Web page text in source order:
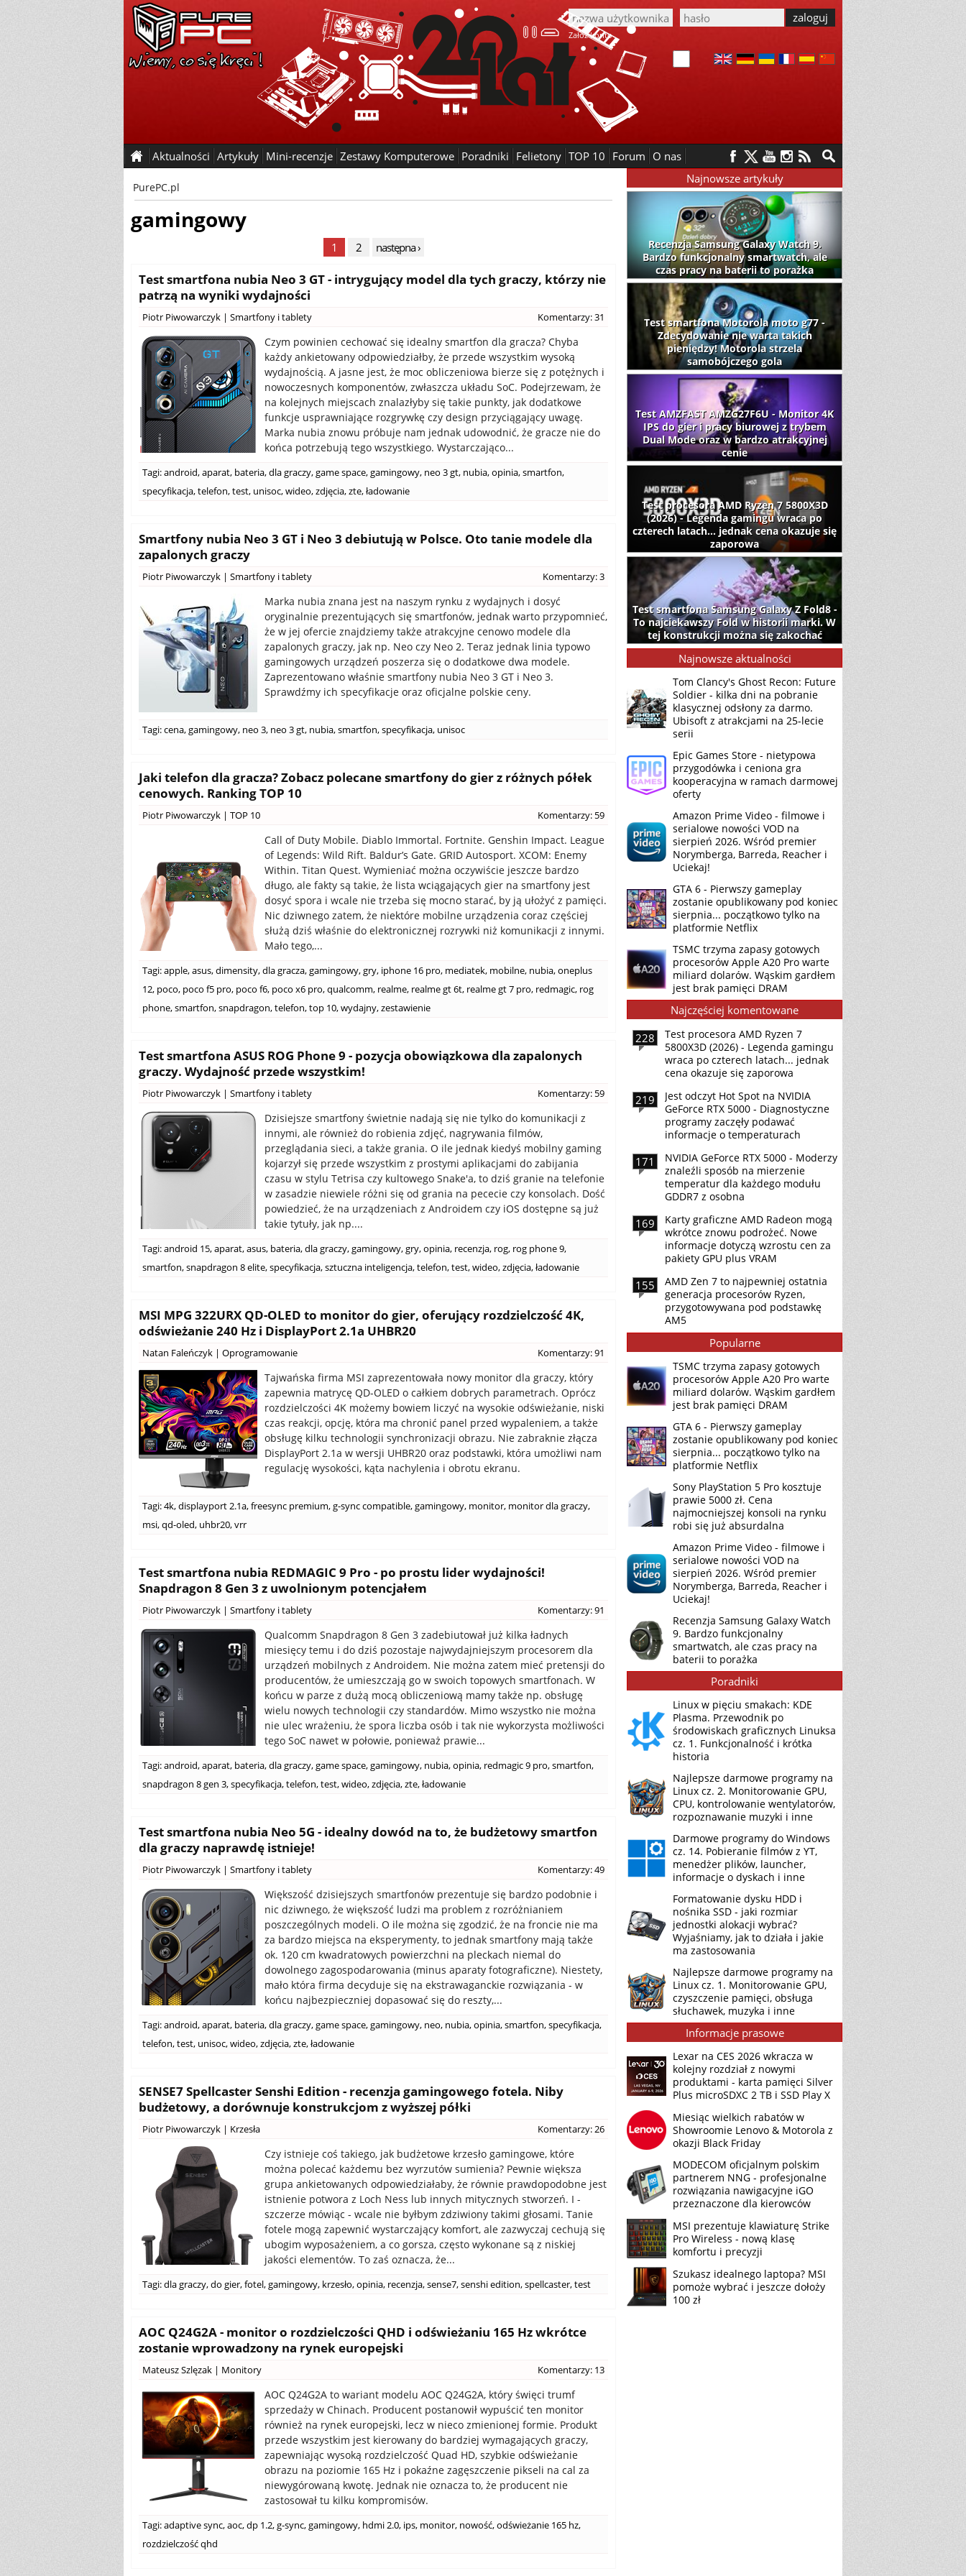
Załóż konto
Aktualności Artykuły Mini-recenzje Zestawy Komputerowe Poradniki Felietony TOP 10 Forum O nas
PurePC.pl
gamingowy
1 2 następna ›
Test smartfona nubia Neo 3 GT - intrygujący model dla tych graczy, którzy nie
patrzą na wyniki wydajności
Piotr Piwowarczyk | Smartfony i tablety Komentarzy: 31
Czym powinien cechować się idealny smartfon dla gracza? Chyba
każdy ankietowany odpowiedziałby, że przede wszystkim wysoką
wydajnością. A jasne jest, że moc obliczeniowa bierze się z potężnych i
nowoczesnych komponentów, zwłaszcza układu SoC. Podejrzewam, że
na kolejnych miejscach znalazłyby się takie punkty, jak dodatkowe
funkcje usprawniające rozgrywkę czy design przyciągający uwagę.
Marka nubia znowu próbuje nam jednak udowodnić, że gracze nie do
końca potrzebują tego wszystkiego. Wystarczająco...
Tagi:android,aparat, bateria,dla graczy,game space,gamingowy, neo 3 gt, nubia,opinia,smartfon,
specyfikacja,telefon,test, unisoc,wideo,zdjęcia,zte,ładowanie
Smartfony nubia Neo 3 GT i Neo 3 debiutują w Polsce. Oto tanie modele dla
zapalonych graczy
Piotr Piwowarczyk | Smartfony i tablety Komentarzy: 3
Marka nubia znana jest na naszym rynku z wydajnych i dosyć
oryginalnie prezentujących się smartfonów, jednak warto przypomnieć,
że w jej ofercie znajdziemy także atrakcyjne cenowo modele dla
zapalonych graczy, jak np. Neo czy Neo 2. Teraz jednak linia typowo
gamingowych urządzeń poszerza się o dodatkowe dwa modele.
Zaprezentowano właśnie smartfony nubia Neo 3 GT i Neo 3.
Sprawdźmy ich specyfikacje oraz oficjalne polskie ceny.
Tagi:cena,gamingowy, neo 3, neo 3 gt, nubia,smartfon,specyfikacja, unisoc
Jaki telefon dla gracza? Zobacz polecane smartfony do gier z różnych półek
cenowych. Ranking TOP 10
Piotr Piwowarczyk | TOP 10 Komentarzy: 59
Call of Duty Mobile. Diablo Immortal. Fortnite. Genshin Impact. League
of Legends: Wild Rift. Baldur’s Gate. GRID Autosport. XCOM: Enemy
Within. Titan Quest. Wymieniać można oczywiście jeszcze bardzo
długo, ale fakty są takie, że lista wciągających gier na smartfony jest
dosyć spora i wcale nie trzeba się mocno starać, by ją ułożyć z pamięci.
Nic dziwnego zatem, że niektóre mobilne urządzenia coraz częściej
służą dziś właśnie do elektronicznej rozrywki niż komunikacji z innymi.
Mało tego,...
Tagi:apple,asus,dimensity,dla gracza,gamingowy,gry, iphone 16 pro, mediatek, mobilne, nubia,oneplus
12, poco, poco f5 pro, poco f6, poco x6 pro,qualcomm, realme, realme gt 6t, realme gt 7 pro, redmagic, rog
phone,smartfon,snapdragon,telefon,top 10,wydajny,zestawienie
Test smartfona ASUS ROG Phone 9 - pozycja obowiązkowa dla zapalonych
graczy. Wydajność przede wszystkim!
Piotr Piwowarczyk | Smartfony i tablety Komentarzy: 59
Dzisiejsze smartfony świetnie nadają się nie tylko do komunikacji z
innymi, ale również do robienia zdjęć, nagrywania filmów,
przeglądania sieci, a także grania. O ile jednak kiedyś mobilny gaming
kojarzył się przede wszystkim z prostymi aplikacjami do zabijania
czasu w stylu Tetrisa czy kultowego Snake'a, to dziś granie na telefonie
w zasadzie niewiele różni się od grania na pececie czy konsolach. Dość
powiedzieć, że na urządzeniach z Androidem czy iOS dostępne są już
takie tytuły, jak np....
Tagi:android 15,aparat,asus, bateria,dla graczy,gamingowy,gry,opinia, recenzja, rog, rog phone 9,
smartfon,snapdragon 8 elite,specyfikacja,sztuczna inteligencja,telefon,test,wideo,zdjęcia,ładowanie
MSI MPG 322URX QD-OLED to monitor do gier, oferujący rozdzielczość 4K,
odświeżanie 240 Hz i DisplayPort 2.1a UHBR20
Natan Faleńczyk | Oprogramowanie Komentarzy: 91
Tajwańska firma MSI zaprezentowała nowy monitor dla graczy, który
zapewnia matrycę QD-OLED o całkiem dobrych parametrach. Oprócz
rozdzielczości 4K możemy bowiem liczyć na wysokie odświeżanie, niski
czas reakcji, opcję, która ma chronić panel przed wypaleniem, a także
obsługę kilku technologii synchronizacji obrazu. Nie zabraknie złącza
DisplayPort 2.1a w wersji UHBR20 oraz podstawki, która umożliwi nam
regulację wysokości, kąta nachylenia i obrotu ekranu.
Tagi:4k,displayport 2.1a,freesync premium,g-sync compatible,gamingowy, monitor, monitor dla graczy,
msi,qd-oled, uhbr20,vrr
Test smartfona nubia REDMAGIC 9 Pro - po prostu lider wydajności!
Snapdragon 8 Gen 3 z uwolnionym potencjałem
Piotr Piwowarczyk | Smartfony i tablety Komentarzy: 91
Qualcomm Snapdragon 8 Gen 3 zadebiutował już kilka ładnych
miesięcy temu i do dziś pozostaje najwydajniejszym procesorem dla
urządzeń mobilnych z Androidem. Nie można zatem mieć pretensji do
producentów, że umieszczają go w swoich topowych smartfonach. W
końcu w parze z dużą mocą obliczeniową mamy także np. obsługę
wielu nowych technologii czy standardów. Mimo wszystko nie można
nie ulec wrażeniu, że spora liczba osób i tak nie wykorzysta możliwości
tego SoC nawet w połowie, ponieważ prawie...
Tagi:android,aparat, bateria,dla graczy,game space,gamingowy, nubia,opinia, redmagic 9 pro,smartfon,
snapdragon 8 gen 3,specyfikacja,telefon,test,wideo,zdjęcia,zte,ładowanie
Test smartfona nubia Neo 5G - idealny dowód na to, że budżetowy smartfon
dla graczy naprawdę istnieje!
Piotr Piwowarczyk | Smartfony i tablety Komentarzy: 49
Większość dzisiejszych smartfonów prezentuje się bardzo podobnie i
nic dziwnego, że większość ludzi ma problem z rozróżnianiem
poszczególnych modeli. O ile można się zgodzić, że na froncie nie ma
za bardzo miejsca na eksperymenty, to jednak smartfony mają także
ok. 120 cm kwadratowych powierzchni na pleckach niemal do
dowolnego zagospodarowania (minus aparaty fotograficzne). Niestety,
mało która firma decyduje się na ekstrawaganckie rozwiązania - w
końcu najbezpieczniej dopasować się do reszty,...
Tagi:android,aparat, bateria,dla graczy,game space,gamingowy, neo, nubia,opinia,smartfon,specyfikacja,
telefon,test, unisoc,wideo,zdjęcia,zte,ładowanie
SENSE7 Spellcaster Senshi Edition - recenzja gamingowego fotela. Niby
budżetowy, a dorównuje konstrukcjom z wyższej półki
Piotr Piwowarczyk | Krzesła Komentarzy: 26
Czy istnieje coś takiego, jak budżetowe krzesło gamingowe, które
można polecać każdemu bez wyrzutów sumienia? Pewnie większa
grupa ankietowanych odpowiedziałaby, że równie prawdopodobne jest
istnienie potwora z Loch Ness lub innych mitycznych stworzeń. I -
szczerze mówiąc - wcale nie byłbym zdziwiony takimi głosami. Tanie
fotele mogą zapewnić wystarczający komfort, ale zazwyczaj cechują się
ubogim wyposażeniem, a co gorsza, często wykonane są z niskiej
jakości elementów. To zaś oznacza, że...
Tagi:dla graczy,do gier,fotel,gamingowy, krzesło,opinia, recenzja,sense7,senshi edition,spellcaster,test
AOC Q24G2A - monitor o rozdzielczości QHD i odświeżaniu 165 Hz wkrótce
zostanie wprowadzony na rynek europejski
Mateusz Szlęzak | Monitory Komentarzy: 13
AOC Q24G2A to wariant modelu AOC Q24G2A, który święci trumf
sprzedaży w Chinach. Producent postanowił wypuścić ten monitor
również na rynek europejski, lecz w nieco zmienionej formie. Produkt
przede wszystkim jest kierowany do bardziej wymagających graczy,
zapewniając wysoką rozdzielczość Quad HD, szybkie odświeżanie
obrazu na poziomie 165 Hz i pokaźne zagęszczenie pikseli na cal za
niewygórowaną kwotę. Jednak nie oznacza to, że producent nie
zastosował tu kilku kompromisów.
Tagi:adaptive sync,aoc,dp 1.2,g-sync,gamingowy, hdmi 2.0, ips, monitor, nowość,odświeżanie 165 hz,
rozdzielczość qhd
Najnowsze artykuły
Recenzja Samsung Galaxy Watch 9.
Bardzo funkcjonalny smartwatch, ale
czas pracy na baterii to porażka
Test smartfona Motorola moto g77 -
Zdecydowanie nie warta takich
pieniędzy! Motorola strzela
samobójczego gola
Test AMZFAST AMZG27F6U - Monitor 4K
IPS do gier i pracy biurowej z trybem
Dual Mode oraz w bardzo atrakcyjnej
cenie
Test procesora AMD Ryzen 7 5800X3D
(2026) - Legenda gamingu wraca po
czterech latach... jednak cena okazuje się
zaporowa
Test smartfona Samsung Galaxy Z Fold8 -
To najciekawszy Fold w historii marki. W
tej konstrukcji można się zakochać
Najnowsze aktualności
Tom Clancy's Ghost Recon: Future
Soldier - kilka dni na pobranie
klasycznej odsłony za darmo.
Ubisoft z atrakcjami na 25-lecie
serii
Epic Games Store - nietypowa
przygodówka i ceniona gra
kooperacyjna w ramach darmowej
oferty
Amazon Prime Video - filmowe i
serialowe nowości VOD na
sierpień 2026. Wśród premier
Norymberga, Barreda, Reacher i
Uciekaj!
GTA 6 - Pierwszy gameplay
zostanie opublikowany pod koniec
sierpnia... początkowo tylko na
platformie Netflix
TSMC trzyma zapasy gotowych
procesorów Apple A20 Pro warte
miliard dolarów. Wąskim gardłem
jest brak pamięci DRAM
Najczęściej komentowane
228
Test procesora AMD Ryzen 7
5800X3D (2026) - Legenda gamingu
wraca po czterech latach... jednak
cena okazuje się zaporowa
219
Jest odczyt Hot Spot na NVIDIA
GeForce RTX 5000 - Diagnostyczne
programy zaczęły podawać
informacje o temperaturach
171
NVIDIA GeForce RTX 5000 - Moderzy
znaleźli sposób na mierzenie
temperatur dla każdego modułu
GDDR7 z osobna
169
Karty graficzne AMD Radeon mogą
wkrótce znowu podrożeć. Nowe
informacje dotyczą wzrostu cen za
pakiety GPU plus VRAM
155
AMD Zen 7 to najpewniej ostatnia
generacja procesorów Ryzen,
przygotowywana pod podstawkę
AM5
Popularne
TSMC trzyma zapasy gotowych
procesorów Apple A20 Pro warte
miliard dolarów. Wąskim gardłem
jest brak pamięci DRAM
GTA 6 - Pierwszy gameplay
zostanie opublikowany pod koniec
sierpnia... początkowo tylko na
platformie Netflix
Sony PlayStation 5 Pro kosztuje
prawie 5000 zł. Cena
najmocniejszej konsoli na rynku
robi się już absurdalna
Amazon Prime Video - filmowe i
serialowe nowości VOD na
sierpień 2026. Wśród premier
Norymberga, Barreda, Reacher i
Uciekaj!
Recenzja Samsung Galaxy Watch
9. Bardzo funkcjonalny
smartwatch, ale czas pracy na
baterii to porażka
Poradniki
Linux w pięciu smakach: KDE
Plasma. Przewodnik po
środowiskach graficznych Linuksa
cz. 1. Funkcjonalność i krótka
historia
Najlepsze darmowe programy na
Linux cz. 2. Monitorowanie GPU,
CPU, kontrolowanie wentylatorów,
rozpoznawanie muzyki i inne
Darmowe programy do Windows
cz. 14. Pobieranie filmów z YT,
menedżer plików, launcher,
informacje o dyskach i inne
Formatowanie dysku HDD i
nośnika SSD - jaki rozmiar
jednostki alokacji wybrać?
Wyjaśniamy, jak to działa i jakie
ma zastosowania
Najlepsze darmowe programy na
Linux cz. 1. Monitorowanie GPU,
czyszczenie pamięci, obsługa
słuchawek, muzyka i inne
Informacje prasowe
Lexar na CES 2026 wkracza w
kolejny rozdział z nowymi
produktami - karta pamięci Silver
Plus microSDXC 2 TB i SSD Play X
Miesiąc wielkich rabatów w
Showroomie Lenovo & Motorola z
okazji Black Friday
MODECOM oficjalnym polskim
partnerem NNG - profesjonalne
rozwiązania nawigacyjne iGO
przeznaczone dla kierowców
MSI prezentuje klawiaturę Strike
Pro Wireless - nową klasę
komfortu i precyzji
Szukasz idealnego laptopa? MSI
pomoże wybrać i jeszcze dołoży
100 zł